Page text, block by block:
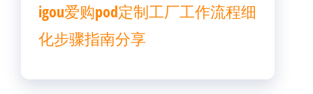
igou爱购pod定制工厂工作流程细
化步骤指南分享